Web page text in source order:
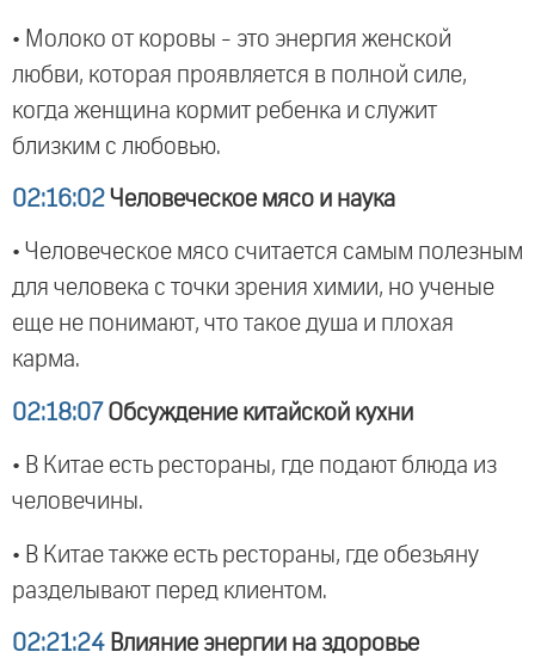
• Молоко от коровы - это энергия женской
любви, которая проявляется в полной силе,
когда женщина кормит ребенка и служит
близким с любовью.
02:16:02 Человеческое мясо и наука
• Человеческое мясо считается самым полезным
для человека с точки зрения химии, но ученые
еще не понимают, что такое душа и плохая
карма.
02:18:07 Обсуждение китайской кухни
• В Китае есть рестораны, где подают блюда из
человечины.
• В Китае также есть рестораны, где обезьяну
разделывают перед клиентом.
02:21:24 Влияние энергии на здоровье